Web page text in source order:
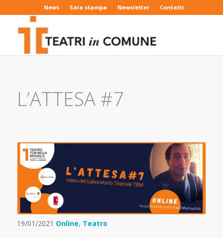
News Sala stampa Newsletter Contatti
L’ATTESA #7
19/01/2021 Online, Teatro